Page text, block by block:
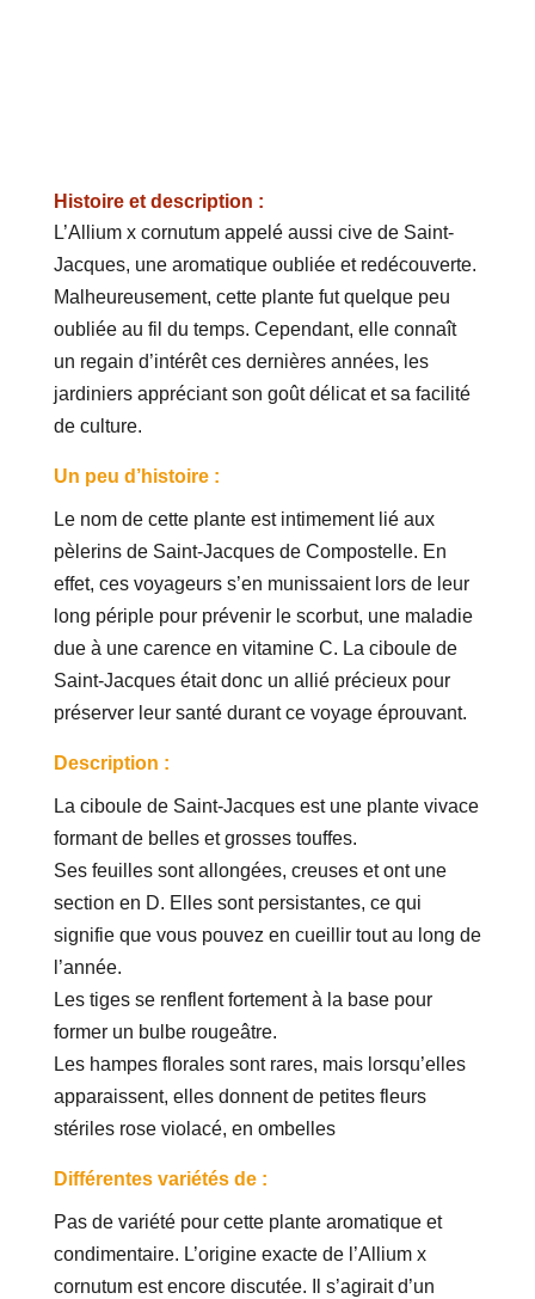
Histoire et description :
L’Allium x cornutum appelé aussi cive de Saint-
Jacques, une aromatique oubliée et redécouverte.
Malheureusement, cette plante fut quelque peu
oubliée au fil du temps. Cependant, elle connaît
un regain d’intérêt ces dernières années, les
jardiniers appréciant son goût délicat et sa facilité
de culture.
Un peu d’histoire :
Le nom de cette plante est intimement lié aux
pèlerins de Saint-Jacques de Compostelle. En
effet, ces voyageurs s’en munissaient lors de leur
long périple pour prévenir le scorbut, une maladie
due à une carence en vitamine C. La ciboule de
Saint-Jacques était donc un allié précieux pour
préserver leur santé durant ce voyage éprouvant.
Description :
La ciboule de Saint-Jacques est une plante vivace
formant de belles et grosses touffes.
Ses feuilles sont allongées, creuses et ont une
section en D. Elles sont persistantes, ce qui
signifie que vous pouvez en cueillir tout au long de
l’année.
Les tiges se renflent fortement à la base pour
former un bulbe rougeâtre.
Les hampes florales sont rares, mais lorsqu’elles
apparaissent, elles donnent de petites fleurs
stériles rose violacé, en ombelles
Différentes variétés de :
Pas de variété pour cette plante aromatique et
condimentaire. L’origine exacte de l’Allium x
cornutum est encore discutée. Il s’agirait d’un